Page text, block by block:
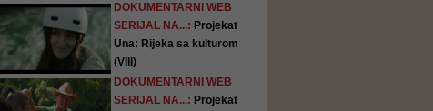
DOKUMENTARNI WEB
SERIJAL NA...: Projekat
Una: Rijeka sa kulturom
(VIII)
DOKUMENTARNI WEB
SERIJAL NA...: Projekat